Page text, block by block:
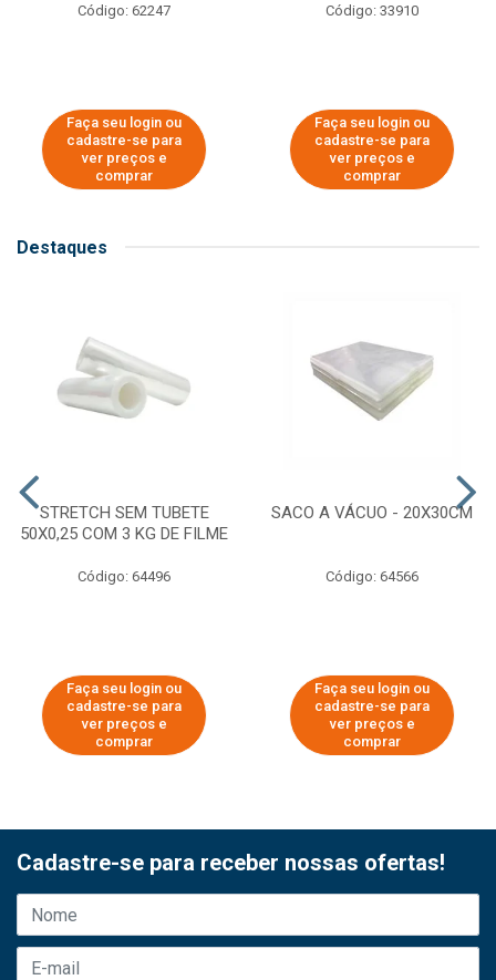
Código: 62247
Faça seu login ou
cadastre-se para
ver preços e
comprar
Código: 33910
Faça seu login ou
cadastre-se para
ver preços e
comprar
Destaques
STRETCH SEM TUBETE
50X0,25 COM 3 KG DE FILME
Código: 64496
Faça seu login ou
cadastre-se para
ver preços e
comprar
SACO A VÁCUO - 20X30CM
Código: 64566
Faça seu login ou
cadastre-se para
ver preços e
comprar
Cadastre-se para receber nossas ofertas!